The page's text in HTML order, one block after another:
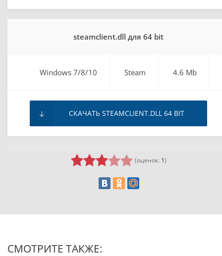
steamclient.dll для 64 bit
Windows 7/8/10 Steam 4.6 Mb
СКАЧАТЬ STEAMCLIENT.DLL 64 BIT
(оценок: 1)
СМОТРИТЕ ТАКЖЕ: